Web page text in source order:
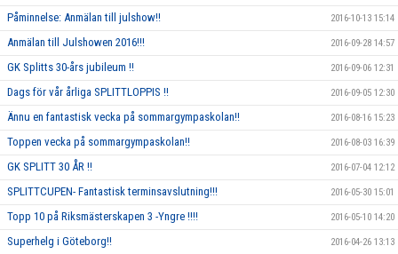
Påminnelse: Anmälan till julshow!! 2016-10-13 15:14
Anmälan till Julshowen 2016!!! 2016-09-28 14:57
GK Splitts 30-års jubileum !! 2016-09-06 12:31
Dags för vår årliga SPLITTLOPPIS !! 2016-09-05 12:30
Ännu en fantastisk vecka på sommargympaskolan!! 2016-08-16 15:23
Toppen vecka på sommargympaskolan!! 2016-08-03 16:39
GK SPLITT 30 ÅR !! 2016-07-04 12:12
SPLITTCUPEN- Fantastisk terminsavslutning!!! 2016-05-30 15:01
Topp 10 på Riksmästerskapen 3 -Yngre !!!! 2016-05-10 14:20
Superhelg i Göteborg!! 2016-04-26 13:13